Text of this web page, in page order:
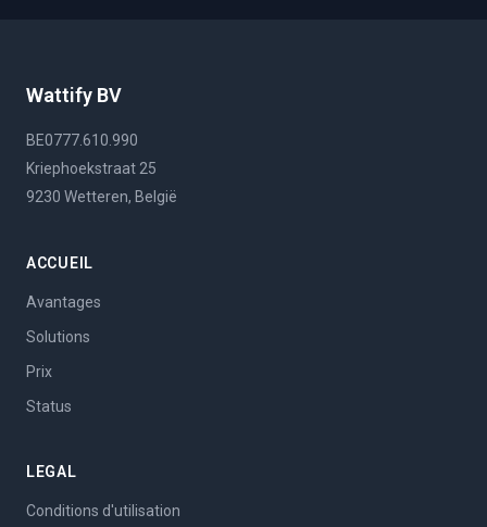
Wattify BV
BE0777.610.990
Kriephoekstraat 25
9230 Wetteren, België
ACCUEIL
Avantages
Solutions
Prix
Status
LEGAL
Conditions d'utilisation